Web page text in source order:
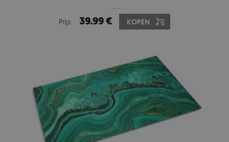
Prijs: 39.99 € KOPEN